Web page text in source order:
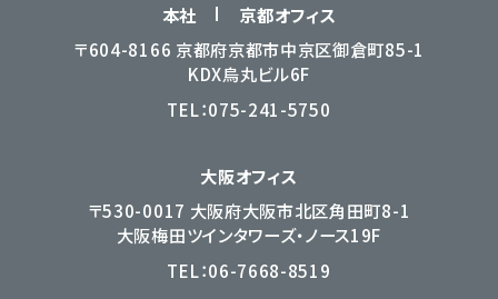
本社
京都オフィス
〒604-8166 京都府京都市中京区御倉町85-1
KDX烏丸ビル6F
TEL：075-241-5750
大阪オフィス
〒530-0017 大阪府大阪市北区角田町8-1
大阪梅田ツインタワーズ・ノース19F
TEL：06-7668-8519